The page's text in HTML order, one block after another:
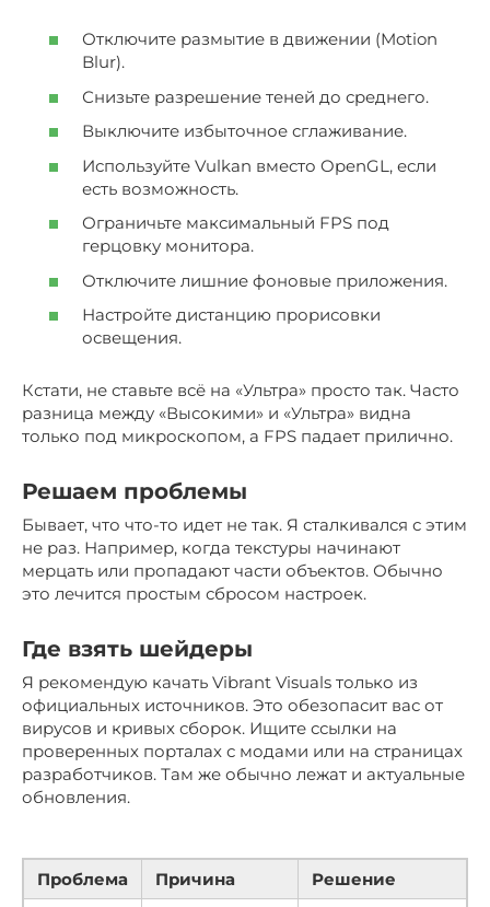
Отключите размытие в движении (Motion
Blur).
Снизьте разрешение теней до среднего.
Выключите избыточное сглаживание.
Используйте Vulkan вместо OpenGL, если
есть возможность.
Ограничьте максимальный FPS под
герцовку монитора.
Отключите лишние фоновые приложения.
Настройте дистанцию прорисовки
освещения.
Кстати, не ставьте всё на «Ультра» просто так. Часто
разница между «Высокими» и «Ультра» видна
только под микроскопом, а FPS падает прилично.
Решаем проблемы
Бывает, что что-то идет не так. Я сталкивался с этим
не раз. Например, когда текстуры начинают
мерцать или пропадают части объектов. Обычно
это лечится простым сбросом настроек.
Где взять шейдеры
Я рекомендую качать Vibrant Visuals только из
официальных источников. Это обезопасит вас от
вирусов и кривых сборок. Ищите ссылки на
проверенных порталах с модами или на страницах
разработчиков. Там же обычно лежат и актуальные
обновления.
Проблема Причина Решение